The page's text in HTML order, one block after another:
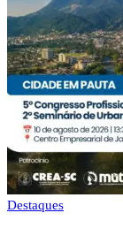
Destaques